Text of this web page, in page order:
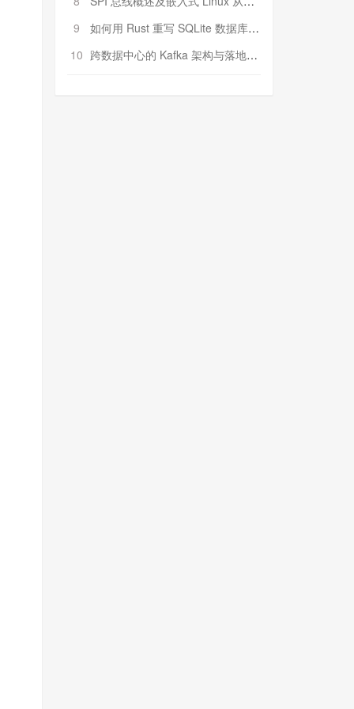
9
如何用 Rust 重写 SQLite 数据库（二）:是否有市场空间？
10 跨数据中心的 Kafka 架构与落地实战